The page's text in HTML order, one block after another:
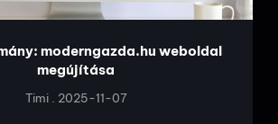
moderngazda.hu weboldal
megújítása
Timi 2025-11-07